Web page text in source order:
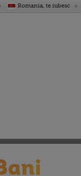
Romania, te iubesc